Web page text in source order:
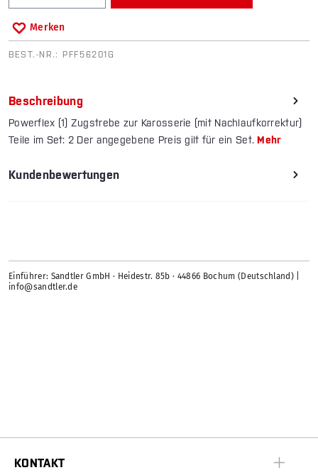
Merken
BEST.-NR.: PFF56201G
Beschreibung
Powerflex (1) Zugstrebe zur Karosserie (mit Nachlaufkorrektur)
Teile im Set: 2 Der angegebene Preis gilt für ein Set.Mehr
Kundenbewertungen
Einführer: Sandtler GmbH · Heidestr. 85b · 44866 Bochum (Deutschland) |
info@sandtler.de
KONTAKT